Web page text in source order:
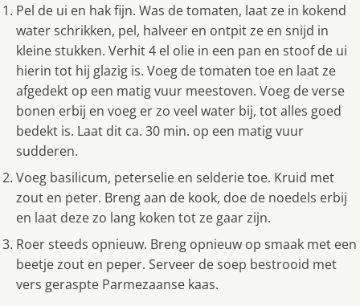
Pel de ui en hak fijn. Was de tomaten, laat ze in kokend
water schrikken, pel, halveer en ontpit ze en snijd in
kleine stukken. Verhit 4 el olie in een pan en stoof de ui
hierin tot hij glazig is. Voeg de tomaten toe en laat ze
afgedekt op een matig vuur meestoven. Voeg de verse
bonen erbij en voeg er zo veel water bij, tot alles goed
bedekt is. Laat dit ca. 30 min. op een matig vuur
sudderen.
Voeg basilicum, peterselie en selderie toe. Kruid met
zout en peter. Breng aan de kook, doe de noedels erbij
en laat deze zo lang koken tot ze gaar zijn.
Roer steeds opnieuw. Breng opnieuw op smaak met een
beetje zout en peper. Serveer de soep bestrooid met
vers geraspte Parmezaanse kaas.